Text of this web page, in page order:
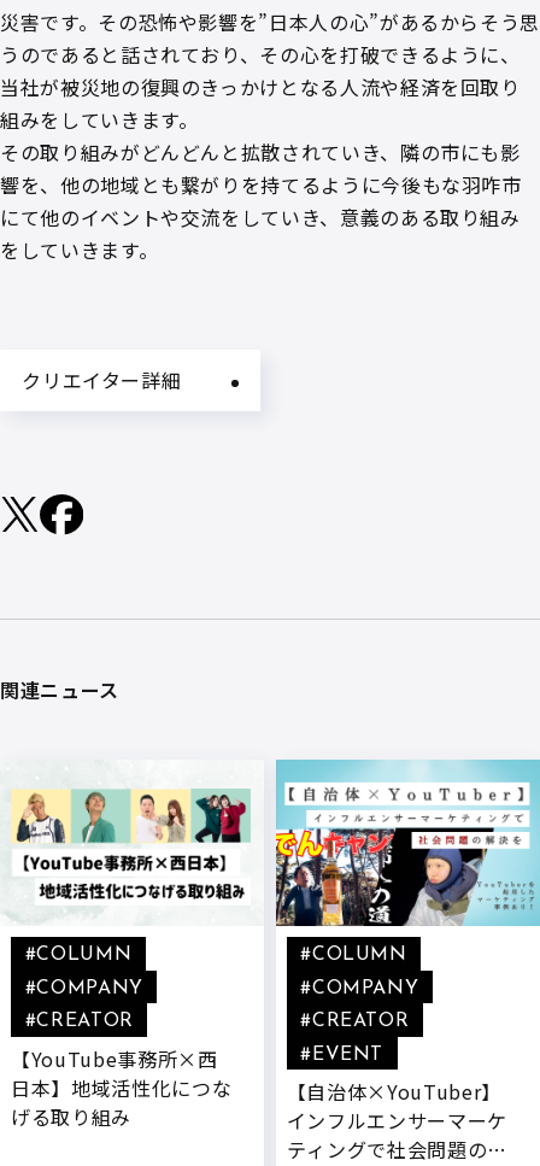
災害です。その恐怖や影響を”日本人の心”があるからそう思
うのであると話されており、その心を打破できるように、
当社が被災地の復興のきっかけとなる人流や経済を回取り
組みをしていきます。
その取り組みがどんどんと拡散されていき、隣の市にも影
響を、他の地域とも繋がりを持てるように今後もな羽咋市
にて他のイベントや交流をしていき、意義のある取り組み
をしていきます。
クリエイター詳細
関連ニュース
【YouTube事務所×西
日本】地域活性化につな
げる取り組み
#COLUMN
#COMPANY
#CREATOR
【自治体×YouTuber】
インフルエンサーマーケ
ティングで社会問題の解
#COLUMN
#COMPANY
#CREATOR
#EVENT